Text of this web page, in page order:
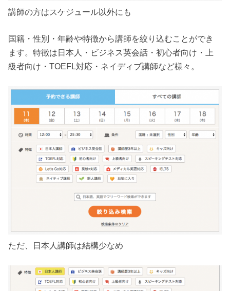
講師の方はスケジュール以外にも
国籍・性別・年齢や特徴から講師を絞り込むことができ
ます。特徴は日本人・ビジネス英会話・初心者向け・上
級者向け・TOEFL対応・ネイディブ講師など様々。
ただ、日本人講師は結構少なめ